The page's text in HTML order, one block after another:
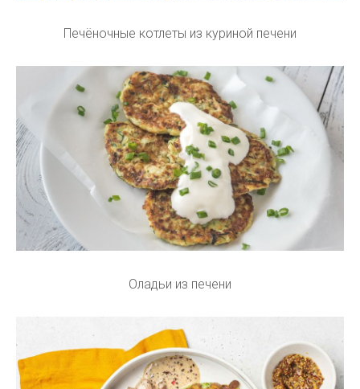
Печёночные котлеты из куриной печени
Оладьи из печени